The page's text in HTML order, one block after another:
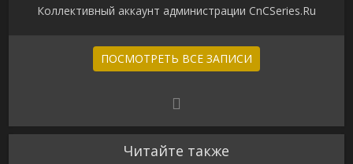
Коллективный аккаунт администрации CnCSeries.Ru
ПОСМОТРЕТЬ ВСЕ ЗАПИСИ
Читайте также